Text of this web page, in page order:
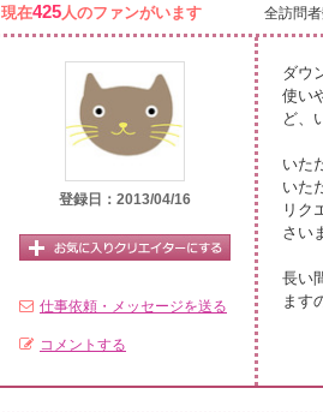
現在425人のファンがいます 全訪問
登録日：2013/04/16
仕事依頼・メッセージを送る
コメントする
ダウ
使い
ど、
いた
いた
リク
さい
長い
ます